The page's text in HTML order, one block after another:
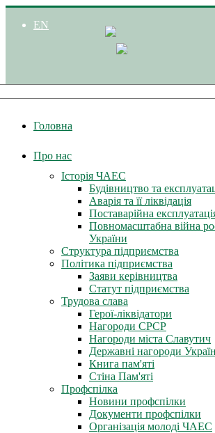
EN
Головна
Про нас
Історія ЧАЕС
Будівництво та
Аварія та її ліквідація
Поставарійна
Повномасштабна війна
України
Структура підприємства
Політика підприємства
Заяви керівництва
Статут підприємства
Трудова слава
Герої-ліквідатори
Нагороди СРСР
Нагороди міста Славутич
Державні нагороди
Книга пам'яті
Стіна Пам'яті
Профспілка
Новини профспілки
Документи профспілки
Організація молоді ЧАЕС